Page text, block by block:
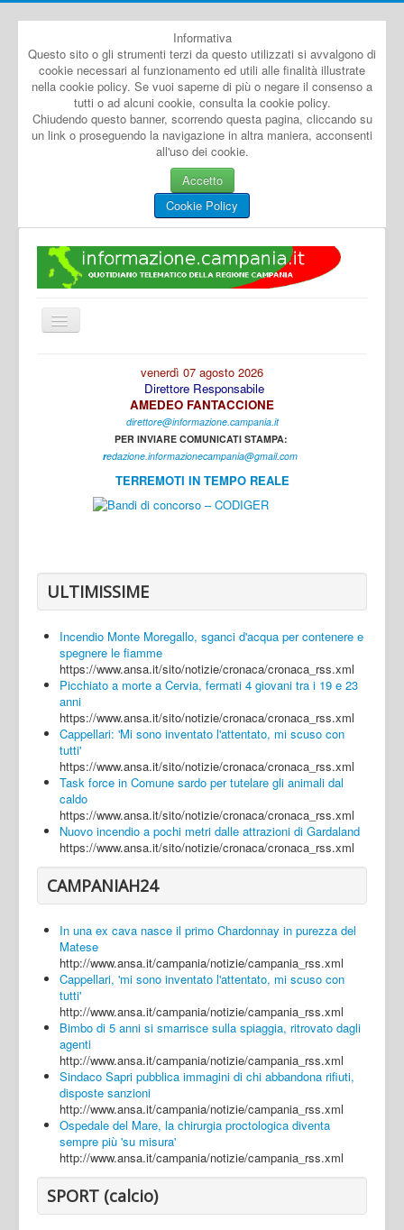
Informativa
Questo sito o gli strumenti terzi da questo utilizzati si avvalgono di
cookie necessari al funzionamento ed utili alle finalità illustrate
nella cookie policy. Se vuoi saperne di più o negare il consenso a
tutti o ad alcuni cookie, consulta la cookie policy.
Chiudendo questo banner, scorrendo questa pagina, cliccando su
un link o proseguendo la navigazione in altra maniera, acconsenti
all'uso dei cookie.
Accetto
Cookie Policy
Cambia
navigazione
Caserta
Napoli
Salerno
Login
venerdì 07 agosto 2026
Direttore Responsabile
AMEDEO FANTACCIONE
direttore@informazione.campania.it
PER INVIARE COMUNICATI STAMPA:
redazione.informazionecampania@gmail.com
TERREMOTI IN TEMPO REALE
ULTIMISSIME
Incendio Monte Moregallo, sganci d'acqua per contenere e
spegnere le fiamme
https://www.ansa.it/sito/notizie/cronaca/cronaca_rss.xml
Picchiato a morte a Cervia, fermati 4 giovani tra i 19 e 23
anni
https://www.ansa.it/sito/notizie/cronaca/cronaca_rss.xml
Cappellari: 'Mi sono inventato l'attentato, mi scuso con
tutti'
https://www.ansa.it/sito/notizie/cronaca/cronaca_rss.xml
Task force in Comune sardo per tutelare gli animali dal
caldo
https://www.ansa.it/sito/notizie/cronaca/cronaca_rss.xml
Nuovo incendio a pochi metri dalle attrazioni di Gardaland
https://www.ansa.it/sito/notizie/cronaca/cronaca_rss.xml
CAMPANIAH24
In una ex cava nasce il primo Chardonnay in purezza del
Matese
http://www.ansa.it/campania/notizie/campania_rss.xml
Cappellari, 'mi sono inventato l'attentato, mi scuso con
tutti'
http://www.ansa.it/campania/notizie/campania_rss.xml
Bimbo di 5 anni si smarrisce sulla spiaggia, ritrovato dagli
agenti
http://www.ansa.it/campania/notizie/campania_rss.xml
Sindaco Sapri pubblica immagini di chi abbandona rifiuti,
disposte sanzioni
http://www.ansa.it/campania/notizie/campania_rss.xml
Ospedale del Mare, la chirurgia proctologica diventa
sempre più 'su misura'
http://www.ansa.it/campania/notizie/campania_rss.xml
SPORT (calcio)